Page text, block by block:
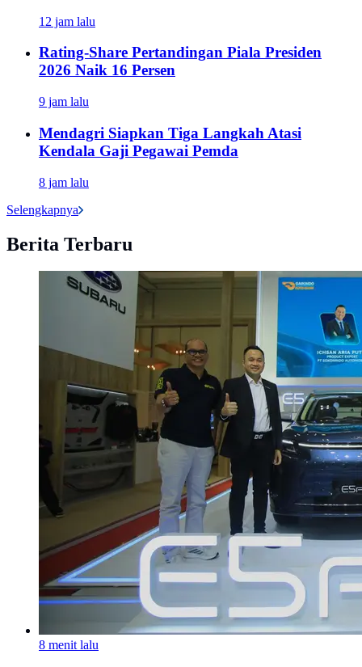
12 jam lalu
Rating-Share Pertandingan Piala Presiden
2026 Naik 16 Persen
9 jam lalu
Mendagri Siapkan Tiga Langkah Atasi
Kendala Gaji Pegawai Pemda
8 jam lalu
Selengkapnya
Berita Terbaru
8 menit lalu